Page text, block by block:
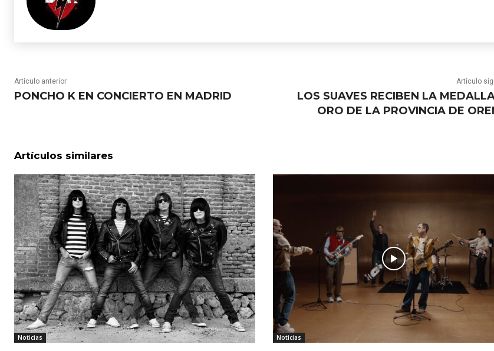
Artículo anterior
PONCHO K EN CONCIERTO EN MADRID
Artículo
LOS SUAVES RECIBEN LA
ORO DE LA PROVINCIA DE
Artículos similares
Noticias Noticias